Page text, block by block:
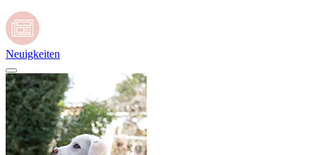
Neuigkeiten